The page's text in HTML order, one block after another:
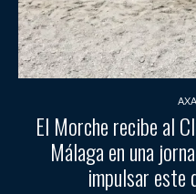
El Morche recibe al
Málaga en una
impulsar este